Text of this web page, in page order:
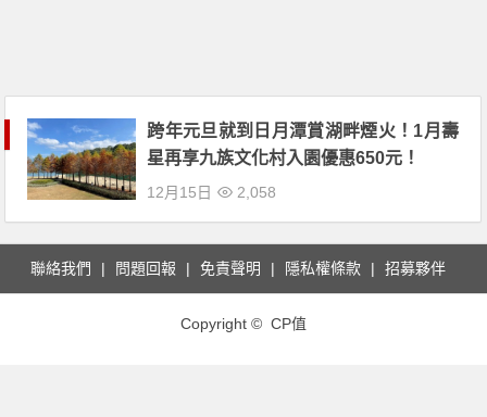
跨年元旦就到日月潭賞湖畔煙火！1月壽
星再享九族文化村入園優惠650元！
12月15日 2,058
聯絡我們 問題回報 免責聲明 隱私權條款 招募夥伴
Copyright © CP值